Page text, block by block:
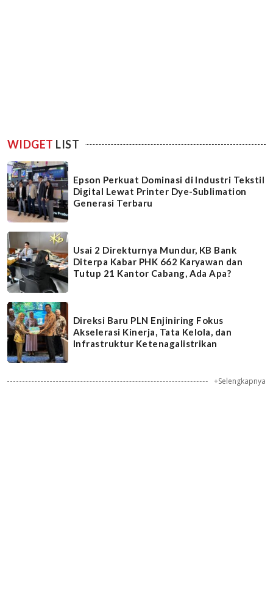
WIDGET LIST
Epson Perkuat Dominasi di Industri Tekstil
Digital Lewat Printer Dye-Sublimation
Generasi Terbaru
Usai 2 Direkturnya Mundur, KB Bank
Diterpa Kabar PHK 662 Karyawan dan
Tutup 21 Kantor Cabang, Ada Apa?
Direksi Baru PLN Enjiniring Fokus
Akselerasi Kinerja, Tata Kelola, dan
Infrastruktur Ketenagalistrikan
+Selengkapnya